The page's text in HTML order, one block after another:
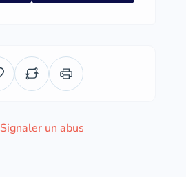
Signaler un abus